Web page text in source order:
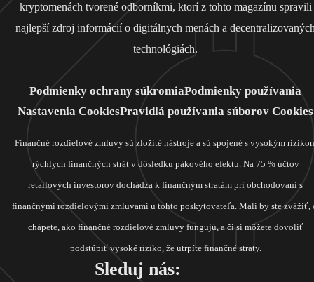
kryptomenách tvorené odborníkmi, ktorí z tohto magazínu spravili
najlepší zdroj informácií o digitálnych menách a
technológiách.
Podmienky ochrany súkromiaPodmienky používania
Nastavenia CookiesPravidlá používania súborov Cookies
Finančné rozdielové zmluvy sú zložité nástroje a sú spojené s vysokým
rýchlych finančných strát v dôsledku pákového efektu. Na 75 % účtov
retailových investorov dochádza k finančným stratám pri obchodovaní s
finančnými rozdielovými zmluvami u tohto poskytovateľa. Mali by ste zvážiť,
chápete, ako finančné rozdielové zmluvy fungujú, a či si môžete dovoliť
podstúpiť vysoké riziko, že utrpíte finančné straty.
Sleduj nás: